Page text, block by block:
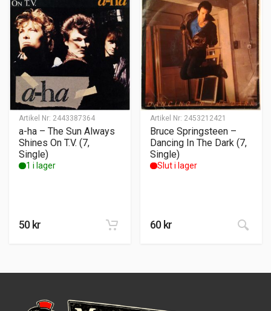
Artikel Nr: 2443387364
a-ha – The Sun Always
Shines On T.V. (7,
Single)
1 i lager
50 kr
Artikel Nr: 2453212421
Bruce Springsteen –
Dancing In The Dark (7,
Single)
Slut i lager
60 kr